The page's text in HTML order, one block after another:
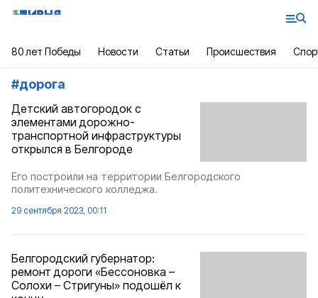
80 лет Победы Новости Статьи Происшествия
#дорога
Детский автогородок с
элементами дорожно-
транспортной инфраструктуры
открылся в Белгороде
Его построили на территории Белгородского
политехнического колледжа.
29 сентября 2023, 00:11
Белгородский губернатор:
ремонт дороги «Бессоновка –
Солохи – Стригуны» подошёл к